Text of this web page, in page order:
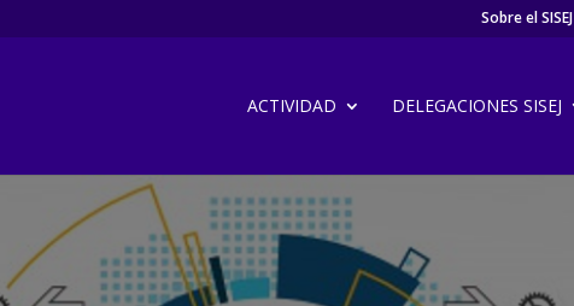
Sobre el SISEJ
ACTIVIDAD DELEGACIONES SISEJ